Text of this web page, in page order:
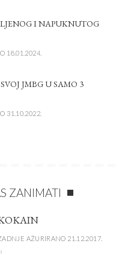
I NAPUKNUTOG
18.01.2024.
JMBG U SAMO 3
31.10.2022.
ZANIMATI
AŽURIRANO 21.12.2017.